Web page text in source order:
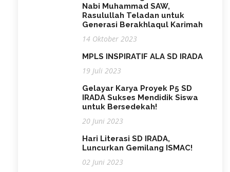
Nabi Muhammad SAW,
Rasulullah Teladan untuk
Generasi Berakhlaqul Karimah
14 Oktober 2023
MPLS INSPIRATIF ALA SD IRADA
19 Juli 2023
Gelayar Karya Proyek P5 SD
IRADA Sukses Mendidik Siswa
untuk Bersedekah!
20 Juni 2023
Hari Literasi SD IRADA,
Luncurkan Gemilang ISMAC!
02 Juni 2023